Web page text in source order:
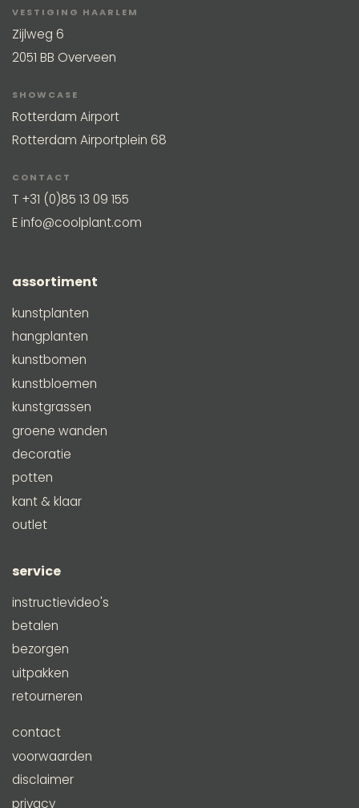
VESTIGING HAARLEM
Zijlweg 6
2051 BB Overveen
SHOWCASE
Rotterdam Airport
Rotterdam Airportplein 68
CONTACT
T +31 (0)85 13 09 155
Einfo@coolplant.com
assortiment
kunstplanten
hangplanten
kunstbomen
kunstbloemen
kunstgrassen
groene wanden
decoratie
potten
kant & klaar
outlet
service
instructievideo's
betalen
bezorgen
uitpakken
retourneren
contact
voorwaarden
disclaimer
privacy